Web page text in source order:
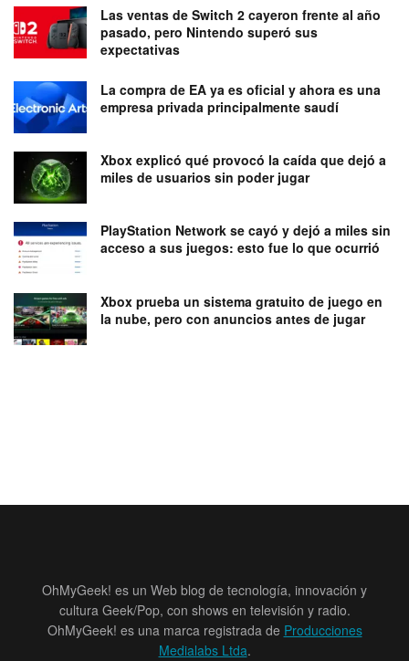
Las ventas de Switch 2 cayeron frente al año
pasado, pero Nintendo superó sus
expectativas
La compra de EA ya es oficial y ahora es una
empresa privada principalmente saudí
Xbox explicó qué provocó la caída que dejó a
miles de usuarios sin poder jugar
PlayStation Network se cayó y dejó a miles sin
acceso a sus juegos: esto fue lo que ocurrió
Xbox prueba un sistema gratuito de juego en
la nube, pero con anuncios antes de jugar
OhMyGeek! es un Web blog de tecnología, innovación y
cultura Geek/Pop, con shows en televisión y radio.
OhMyGeek! es una marca registrada de Producciones
Medialabs Ltda.